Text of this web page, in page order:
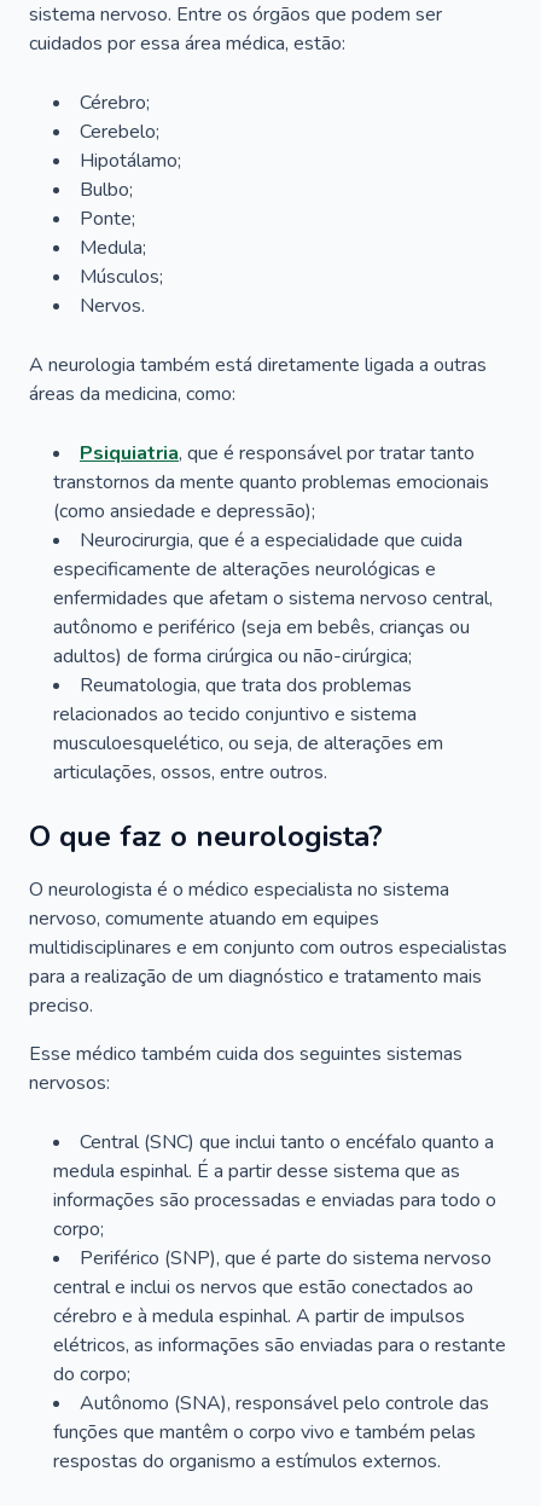
sistema nervoso. Entre os órgãos que podem ser
cuidados por essa área médica, estão:
Cérebro;
Cerebelo;
Hipotálamo;
Bulbo;
Ponte;
Medula;
Músculos;
Nervos.
A neurologia também está diretamente ligada a outras
áreas da medicina, como:
Psiquiatria, que é responsável por tratar tanto
transtornos da mente quanto problemas emocionais
(como ansiedade e depressão);
Neurocirurgia, que é a especialidade que cuida
especificamente de alterações neurológicas e
enfermidades que afetam o sistema nervoso central,
autônomo e periférico (seja em bebês, crianças ou
adultos) de forma cirúrgica ou não-cirúrgica;
Reumatologia, que trata dos problemas
relacionados ao tecido conjuntivo e sistema
musculoesquelético, ou seja, de alterações em
articulações, ossos, entre outros.
O que faz o neurologista?
O neurologista é o médico especialista no sistema
nervoso, comumente atuando em equipes
multidisciplinares e em conjunto com outros especialistas
para a realização de um diagnóstico e tratamento mais
preciso.
Esse médico também cuida dos seguintes sistemas
nervosos:
Central (SNC) que inclui tanto o encéfalo quanto a
medula espinhal. É a partir desse sistema que as
informações são processadas e enviadas para todo o
corpo;
Periférico (SNP), que é parte do sistema nervoso
central e inclui os nervos que estão conectados ao
cérebro e à medula espinhal. A partir de impulsos
elétricos, as informações são enviadas para o restante
do corpo;
Autônomo (SNA), responsável pelo controle das
funções que mantêm o corpo vivo e também pelas
respostas do organismo a estímulos externos.